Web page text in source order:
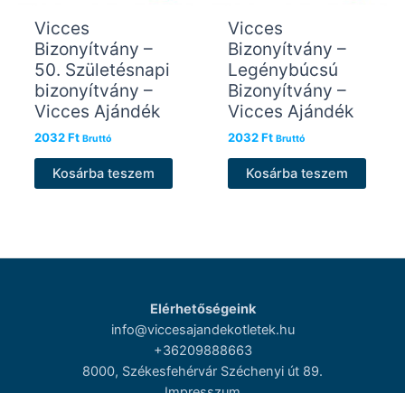
Vicces
Bizonyítvány –
50. Születésnapi
bizonyítvány –
Vicces Ajándék
2032Ft Bruttó
Kosárba teszem
Vicces
Bizonyítvány –
Legénybúcsú
Bizonyítvány –
Vicces Ajándék
2032Ft Bruttó
Kosárba teszem
Elérhetőségeink
info@viccesajandekotletek.hu
+36209888663
8000, Székesfehérvár Széchenyi út 89.